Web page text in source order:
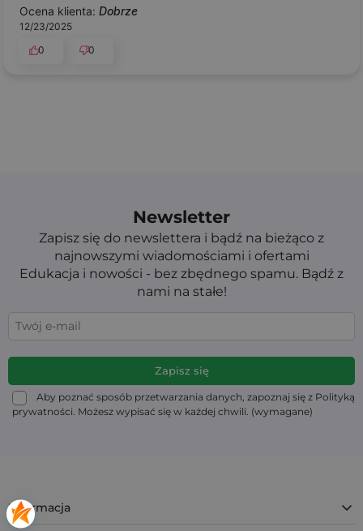
Ocena klienta: Dobrze
12/23/2025
0
0
Newsletter
Zapisz się do newslettera i bądź na bieżąco z
najnowszymi wiadomościami i ofertami
Edukacja i nowości - bez zbędnego spamu. Bądź z
nami na stałe!
Aby poznać sposób przetwarzania danych, zapoznaj się z Polityką
prywatności. Możesz wypisać się w każdej chwili. (wymagane)
Informacja